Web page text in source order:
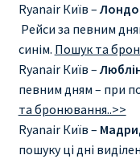
ПУТЕШЕСТВИЯ
Информация по
КАК НАЙТИ
Кипр
Ryanair Київ –
Рейси за певним
синім. Пошук та
Ryanair Київ –
певним дням – при
та бронювання..>>
Ryanair Київ –
пошуку ці дні